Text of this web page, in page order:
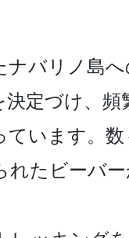
バリノ島
定づ­け、
います。
たビーバ